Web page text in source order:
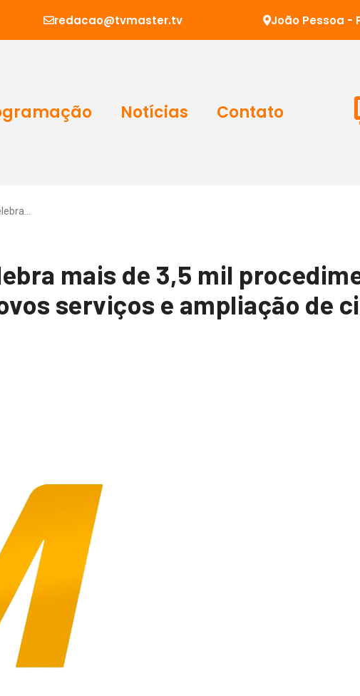
redacao@tvmaster.tv João Pessoa -
Notícias Contato
mais de 3,5 mil
serviços e ampliação de